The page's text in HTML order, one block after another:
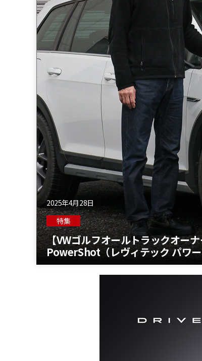
2025年4月28日
特集
【VWゴルフオールトラックオー
PowerShot（レヴィテック パワ